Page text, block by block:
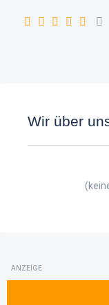
Wir über
ANZEIGE